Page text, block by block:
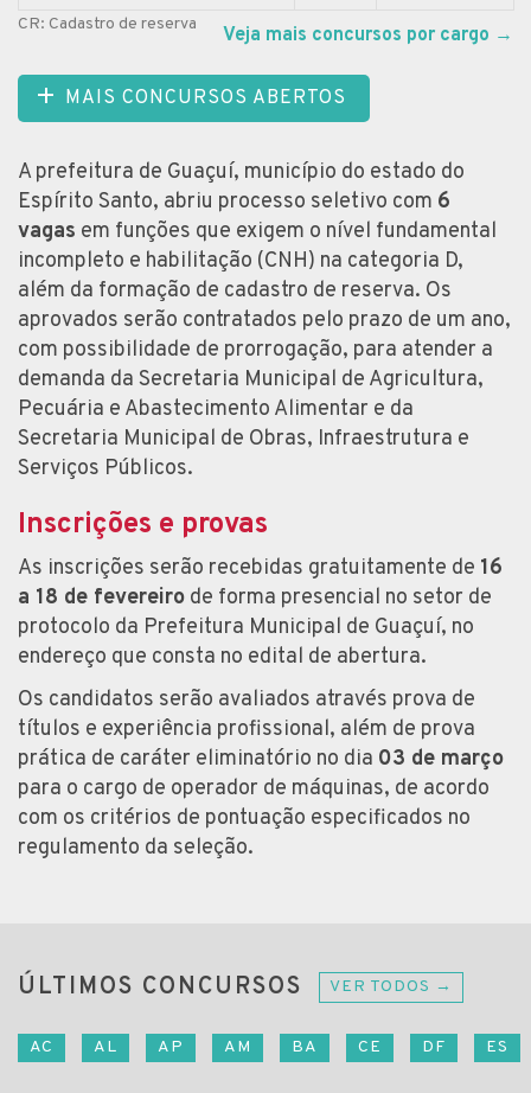
CR: Cadastro de reserva Veja mais concursos por cargo →
MAIS CONCURSOS ABERTOS
A prefeitura de Guaçuí, município do estado do
Espírito Santo, abriu processo seletivo com 6
vagas em funções que exigem o nível fundamental
incompleto e habilitação (CNH) na categoria D,
além da formação de cadastro de reserva. Os
aprovados serão contratados pelo prazo de um ano,
com possibilidade de prorrogação, para atender a
demanda da Secretaria Municipal de Agricultura,
Pecuária e Abastecimento Alimentar e da
Secretaria Municipal de Obras, Infraestrutura e
Serviços Públicos.
Inscrições e provas
As inscrições serão recebidas gratuitamente de 16
a 18 de fevereiro de forma presencial no setor de
protocolo da Prefeitura Municipal de Guaçuí, no
endereço que consta no edital de abertura.
Os candidatos serão avaliados através prova de
títulos e experiência profissional, além de prova
prática de caráter eliminatório no dia 03 de março
para o cargo de operador de máquinas, de acordo
com os critérios de pontuação especificados no
regulamento da seleção.
ÚLTIMOS CONCURSOS VER TODOS →
AC AL AP AM BA CE DF ES